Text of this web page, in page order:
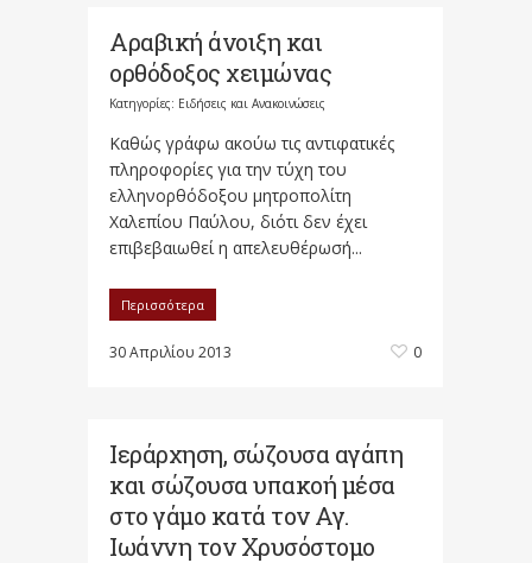
Αραβική άνοιξη και
ορθόδοξος χειμώνας
Κατηγορίες: Ειδήσεις και Ανακοινώσεις
Καθώς γράφω ακούω τις αντιφατικές
πληροφορίες για την τύχη του
ελληνορθόδοξου μητροπολίτη
Χαλεπίου Παύλου, διότι δεν έχει
επιβεβαιωθεί η απελευθέρωσή...
Περισσότερα
30 Απριλίου 2013 0
Ιεράρχηση, σώζουσα αγάπη
και σώζουσα υπακοή μέσα
στο γάμο κατά τον Αγ.
Ιωάννη τον Χρυσόστομο